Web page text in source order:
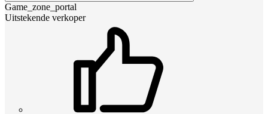
Game_zone_portal
Uitstekende verkoper